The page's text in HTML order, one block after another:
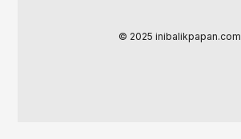
© 2025 inibalikpapan.com